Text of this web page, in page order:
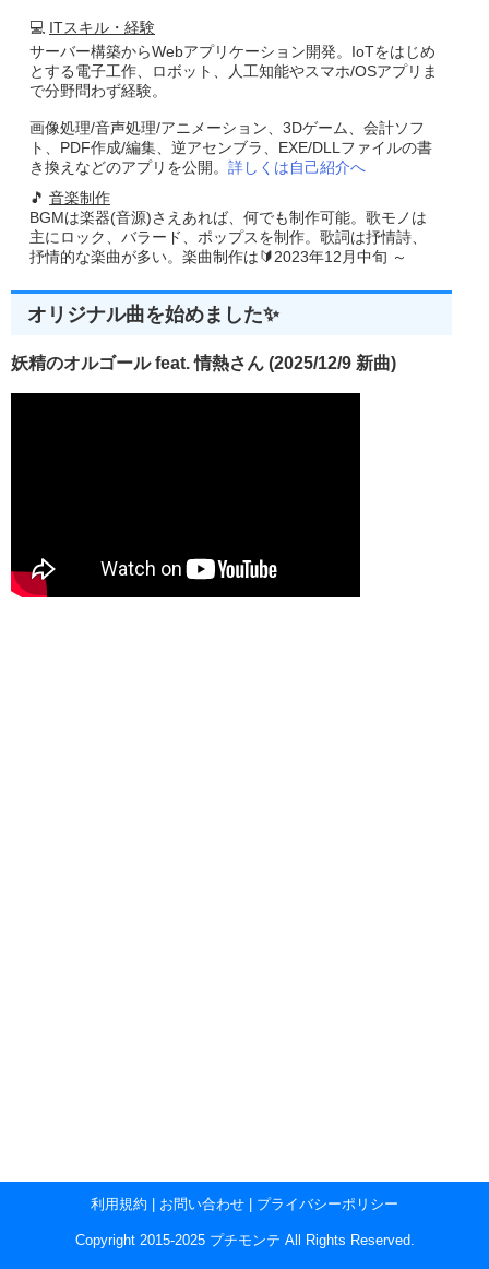
💻 ITスキル・経験
サーバー構築からWebアプリケーション開発。IoTをはじめ
とする電子工作、ロボット、人工知能やスマホ/OSアプリま
で分野問わず経験。
画像処理/音声処理/アニメーション、3Dゲーム、会計ソフ
ト、PDF作成/編集、逆アセンブラ、EXE/DLLファイルの書
き換えなどのアプリを公開。 詳しくは自己紹介へ
🎵 音楽制作
BGMは楽器(音源)さえあれば、何でも制作可能。歌モノは
主にロック、バラード、ポップスを制作。歌詞は抒情詩、
抒情的な楽曲が多い。楽曲制作は🔰2023年12月中旬 ～
オリジナル曲を始めました✨
妖精のオルゴール feat. 情熱さん (2025/12/9 新曲)
利用規約 お問い合わせ プライバシーポリシー
Copyright 2015-2025 プチモンテ All Rights Reserved.